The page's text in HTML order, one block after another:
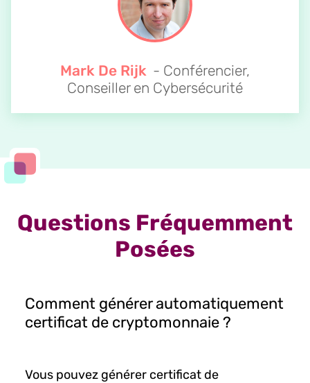
Mark De Rijk - Conférencier,
Conseiller en Cybersécurité
Questions Fréquemment
Posées
Comment générer automatiquement
certificat de cryptomonnaie ?
Vous pouvez générer certificat de